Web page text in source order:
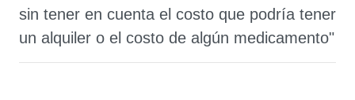
sin tener en cuenta el costo que podría tener
un alquiler o el costo de algún medicamento"